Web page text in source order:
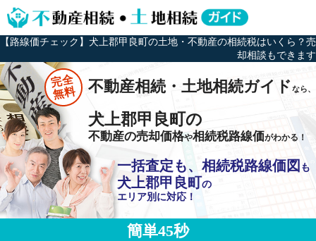
【路線価チェック】犬上郡甲良町の土地・不動産の相続税はいくら？売
却相談もできます
完全
無料 不動産相続・土地相続ガイドなら、
犬上郡甲良町の
不動産の売却価格や相続税路線価がわかる！
一括査定も、相続税路線価図 も
犬上郡甲良町の
エリア別に対応！
簡単45秒